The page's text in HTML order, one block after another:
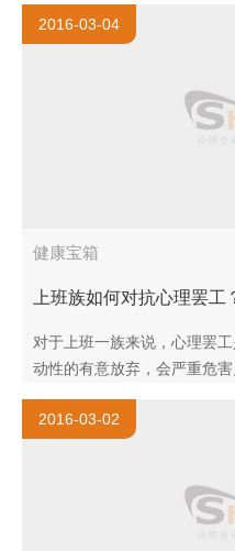
2016-03-04
健康宝箱
上班族如何对抗心理罢工
对于上班一族来说，心理罢
动性的有意放弃，会严重危
业付出很高的代价。那么，上
..2016-03-02